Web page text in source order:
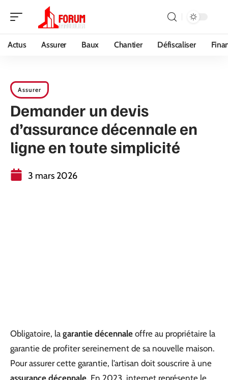
Actus Assurer Baux Chantier Défiscaliser
Assurer
Demander un devis
d’assurance décennale en
ligne en toute simplicité
3 mars 2026
Obligatoire, la garantie décennale offre au propriétaire la
garantie de profiter sereinement de sa nouvelle maison.
Pour assurer cette garantie, l’artisan doit souscrire à une
assurance décennale. En 2023, internet représente le